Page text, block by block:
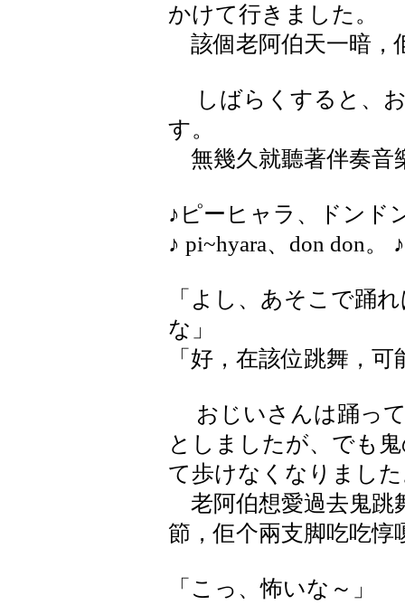
かけて行きました。
該個老阿伯天一暗，
しばらくすると、
す。
無幾久就聽著伴奏音
♪ピーヒャラ、ドンド
♪ pi~hyara、don don。
「よし、あそこで踊
な」
「好，在該位跳舞，
おじいさんは踊っ
としましたが、でも
て歩けなくなりまし
老阿伯想愛過去鬼跳
節，佢个兩支脚吃吃惇
「こっ、怖いな～」